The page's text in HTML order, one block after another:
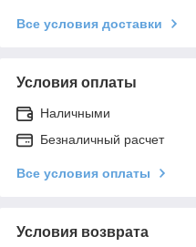
Все условия доставки
Условия оплаты
Наличными
Безналичный расчет
Все условия оплаты
Условия возврата